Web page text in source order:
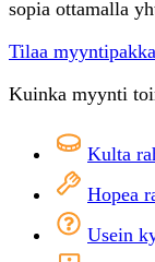
sopia ottamalla
Tilaa
Kuinka myynti
Kulta
Hopea
Usein